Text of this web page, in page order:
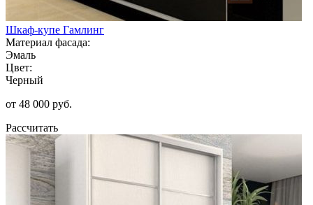
Шкаф-купе Гамлинг
Материал фасада:
Эмаль
Цвет:
Черный
от 48 000 руб.
Рассчитать